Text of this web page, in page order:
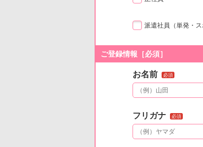
派遣社員 （単発・
ご登録情報［必須］
お名前 必須
フリガナ 必須